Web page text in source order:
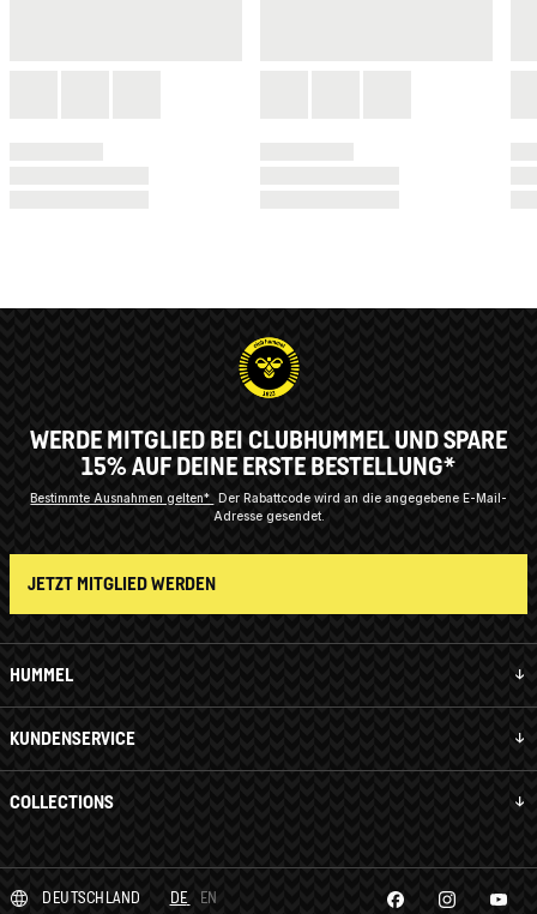
HUMMEL
KUNDENSERVICE
COLLECTIONS
WERDE MITGLIED BEI CLUBHUMMEL UND SPARE
15% AUF DEINE ERSTE BESTELLUNG*
Bestimmte Ausnahmen gelten*
Der Rabattcode wird an die angegebene E-Mail-
Adresse gesendet.
JETZT MITGLIED WERDEN
DEUTSCHLAND DE EN